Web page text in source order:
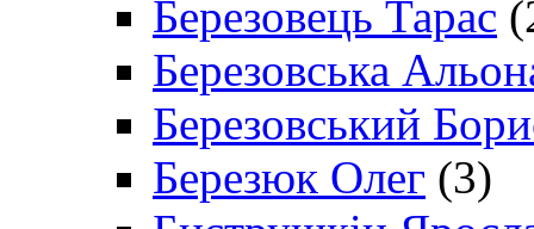
Березовець Тарас
Березовська
Березовський
Березюк Олег (3)